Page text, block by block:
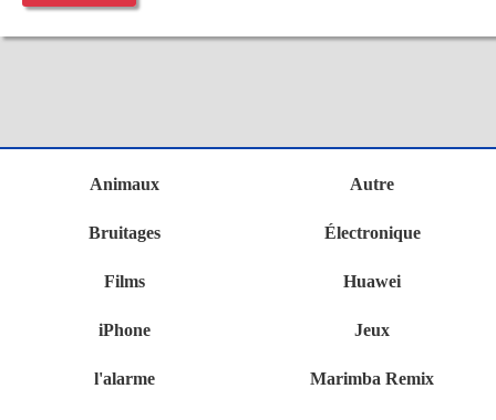
Animaux Autre
Bruitages Électronique
Films Huawei
iPhone Jeux
l'alarme Marimba Remix